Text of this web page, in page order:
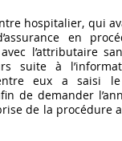
hospitalier, qui
en
l’attributaire
suite à
eux a saisi
de demander
de la procédure